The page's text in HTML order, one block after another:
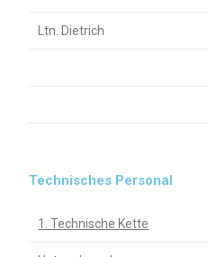
Ltn. Dietrich
Technisches Personal
1. Technische Kette